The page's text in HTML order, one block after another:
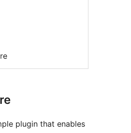
plugin that enables